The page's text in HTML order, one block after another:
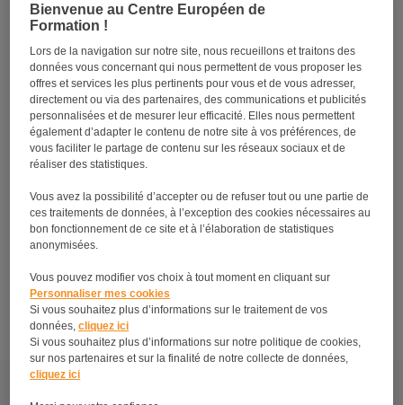
Tutoriel : L’art Feng Shui
Tutoriel DIY : décoration de Noël
Plan du site
Bienvenue au Centre Européen de
Formation !
Lors de la navigation sur notre site, nous recueillons et traitons des
données vous concernant qui nous permettent de vous proposer les
offres et services les plus pertinents pour vous et de vous adresser,
directement ou via des partenaires, des communications et publicités
personnalisées et de mesurer leur efficacité. Elles nous permettent
également d’adapter le contenu de notre site à vos préférences, de
vous faciliter le partage de contenu sur les réseaux sociaux et de
réaliser des statistiques.
Vous avez la possibilité d’accepter ou de refuser tout ou une partie de
ces traitements de données, à l’exception des cookies nécessaires au
bon fonctionnement de ce site et à l’élaboration de statistiques
anonymisées.
Vous pouvez modifier vos choix à tout moment en cliquant sur
Personnaliser mes cookies
Si vous souhaitez plus d’informations sur le traitement de vos
données,cliquez ici
Si vous souhaitez plus d’informations sur notre politique de cookies,
sur nos partenaires et sur la finalité de notre collecte de données,
cliquez ici